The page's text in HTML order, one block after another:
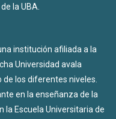
la UBA.
institución afiliada a la
Universidad avala
los diferentes niveles.
en la enseñanza de la
la Escuela Universitaria de